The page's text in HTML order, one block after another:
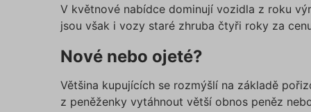
V květnové nabídce dominují vozidla z roku
jsou však i vozy staré zhruba čtyři roky za
Nové nebo ojeté?
Většina kupujících se rozmýšlí na základě
z peněženky vytáhnout větší obnos peněz